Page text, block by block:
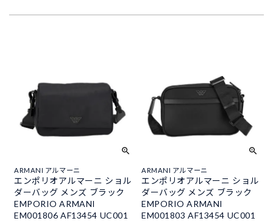
ARMANI アルマーニ
エンポリオアルマーニ ショル
ダーバッグ メンズ ブラック
EMPORIO ARMANI
EM001806 AF13454 UC001
ARMANI アルマーニ
エンポリオアルマーニ ショル
ダーバッグ メンズ ブラック
EMPORIO ARMANI
EM001803 AF13454 UC001